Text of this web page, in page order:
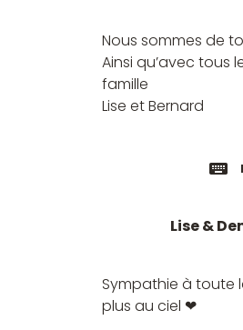
Nous sommes de
Ainsi qu’avec tous
famille
Lise et Bernard
Lise &
Sympathie à toute
plus au ciel ❤